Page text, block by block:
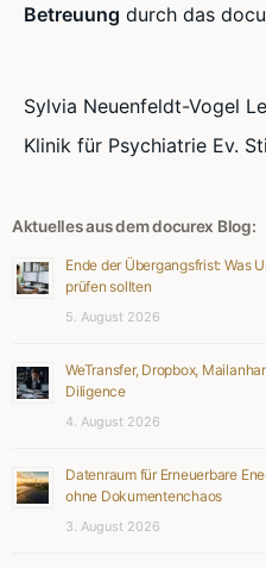
Betreuung durch das
Sylvia Neuenfeldt-Vogel
Klinik für Psychiatrie Ev.
Aktuelles aus dem docurex Blog:
Ende der Übergangsfrist: Was
prüfen sollten
5. August 2026
WeTransfer, Dropbox,
Diligence
4. August 2026
Datenraum für Erneuerbare
ohne Dokumentenchaos
3. August 2026